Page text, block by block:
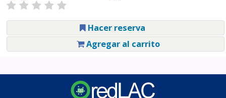
Hacer reserva
Agregar al carrito